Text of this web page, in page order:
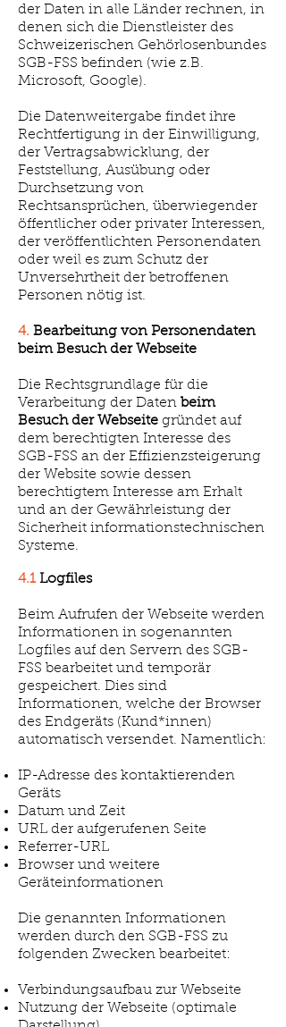
der Daten in alle Länder rechnen, in
denen sich die Dienstleister des
Schweizerischen Gehörlosenbundes
SGB-FSS befinden (wie z.B.
Microsoft, Google).
Die Datenweitergabe findet ihre
Rechtfertigung in der Einwilligung,
der Vertragsabwicklung, der
Feststellung, Ausübung oder
Durchsetzung von
Rechtsansprüchen, überwiegender
öffentlicher oder privater Interessen,
der veröffentlichten Personendaten
oder weil es zum Schutz der
Unversehrtheit der betroffenen
Personen nötig ist.
4. Bearbeitung von Personendaten
beim Besuch der Webseite
Die Rechtsgrundlage für die
Verarbeitung der Daten beim
Besuch der Webseite gründet auf
dem berechtigten Interesse des
SGB-FSS an der Effizienzsteigerung
der Website sowie dessen
berechtigtem Interesse am Erhalt
und an der Gewährleistung der
Sicherheit informationstechnischen
Systeme.
4.1Logfiles
Beim Aufrufen der Webseite werden
Informationen in sogenannten
Logfiles auf den Servern des SGB-
FSS bearbeitet und temporär
gespeichert. Dies sind
Informationen, welche der Browser
des Endgeräts (Kund*innen)
automatisch versendet. Namentlich:
IP-Adresse des kontaktierenden
Geräts
Datum und Zeit
URL der aufgerufenen Seite
Referrer-URL
Browser und weitere
Geräteinformationen
Die genannten Informationen
werden durch den SGB-FSS zu
folgenden Zwecken bearbeitet:
Verbindungsaufbau zur Webseite
Nutzung der Webseite (optimale